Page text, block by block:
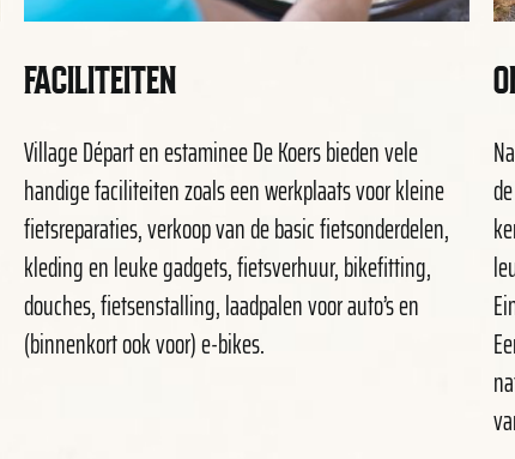
FACILITEITEN
Village Départ en estaminee De Koers bieden vele
handige faciliteiten zoals een werkplaats voor kleine
fietsreparaties, verkoop van de basic fietsonderdelen,
kleding en leuke gadgets, fietsverhuur, bikefitting,
douches, fietsenstalling, laadpalen voor auto’s en
(binnenkort ook voor) e-bikes.